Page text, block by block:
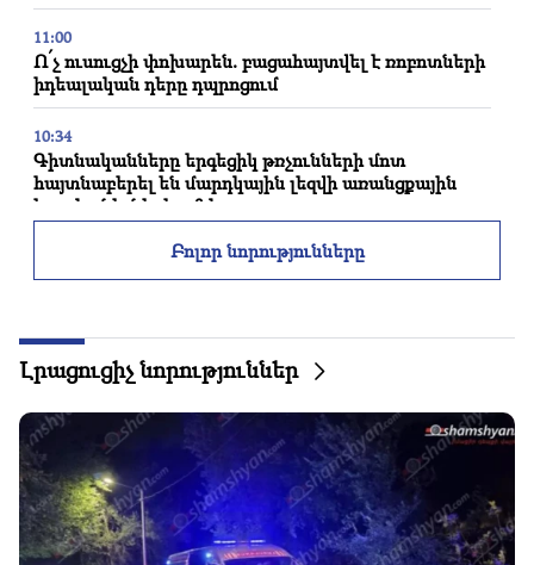
11:00
Ո՛չ ուսուցչի փոխարեն. բացահայտվել է ռոբոտների
իդեալական դերը դպրոցում
10:34
Գիտնականները երգեցիկ թռչունների մոտ
հայտնաբերել են մարդկային լեզվի առանցքային
հատկանիշներից մեկը
Ամենահազվադեպ տեսարանը․ Ավստրալիայի
01:49
է
00:17
Բազմաթիվ հասցեներում երկար ժամանակ գազ չի
լինելու
Բոլոր նորությունները
Լրացուցիչ նորություններ